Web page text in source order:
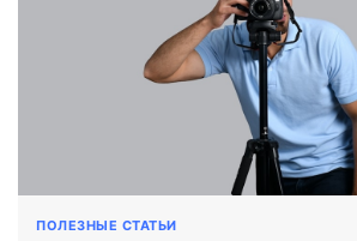
ПОЛЕЗНЫЕ СТАТЬИ